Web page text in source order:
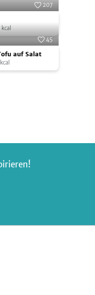
207
Foto:
45
auf Salat